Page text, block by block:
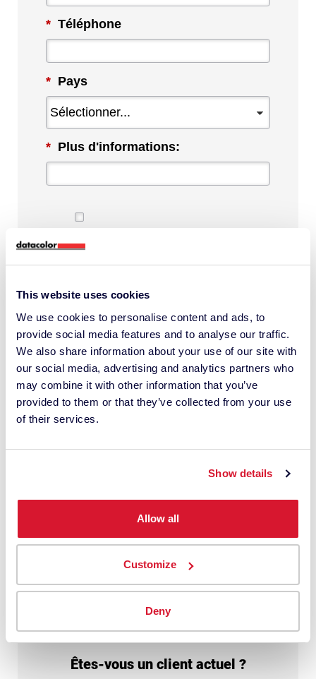
This website uses cookies
We use cookies to personalise content and ads, to
provide social media features and to analyse our traffic.
We also share information about your use of our site with
our social media, advertising and analytics partners who
may combine it with other information that you’ve
provided to them or that they’ve collected from your use
of their services.
Show details
Allow all
Customize
Deny
Êtes-vous un client actuel ?
* Téléphone
* Pays
* Plus d'informations:
En cochant cette case, j'accepte de
recevoir les communications de
moment.
*
Je comprends que Datacolor va traiter
les données personnelles qui viennent de
ma demande. Cela peut impliquer
J'ai lu la politique de confidentialité et